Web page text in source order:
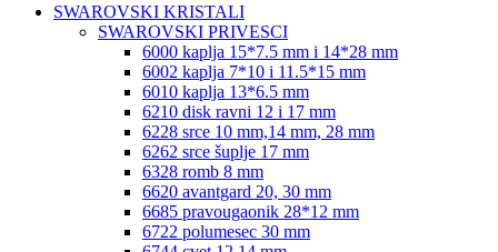
SWAROVSKI KRISTALI
SWAROVSKI PRIVESCI
6000 kaplja 15*7.5 mm i 14*28 mm
6002 kaplja 7*10 i 11.5*15 mm
6010 kaplja 13*6.5 mm
6210 disk ravni 12 i 17 mm
6228 srce 10 mm,14 mm, 28 mm
6262 srce šuplje 17 mm
6328 romb 8 mm
6620 avantgard 20, 30 mm
6685 pravougaonik 28*12 mm
6722 polumesec 30 mm